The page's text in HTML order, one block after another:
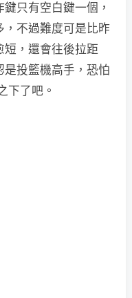
只有空白鍵一個，
，不過難度可是比昨
短，還會往後拉距
投籃機高手，恐怕
下了吧。